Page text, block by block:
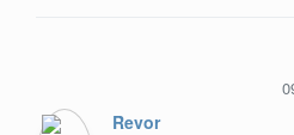
Revor